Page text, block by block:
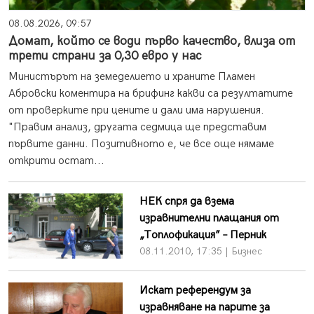
08.08.2026, 09:57
Домат, който се води първо качество, влиза от
трети страни за 0,30 евро у нас
Министърът на земеделието и храните Пламен
Абровски коментира на брифинг какви са резултатите
от проверките при цените и дали има нарушения.
"Правим анализ, другата седмица ще представим
първите данни. Позитивното е, че все още нямаме
открити остат...
НЕК спря да взема
изравнителни плащания от
„Топлофикация” – Перник
08.11.2010, 17:35 | Бизнес
Искат референдум за
изравняване на парите за